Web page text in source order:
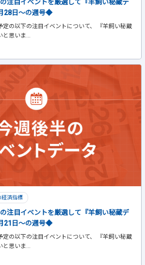
の注目イベントを厳選して『羊飼い秘蔵デ
28日～の週号◆
定の以下の注目イベントについて、 『羊飼い秘蔵
思いま...
経済指標
の注目イベントを厳選して『羊飼い秘蔵デ
21日～の週号◆
定の以下の注目イベントについて、 『羊飼い秘蔵
と思いま...